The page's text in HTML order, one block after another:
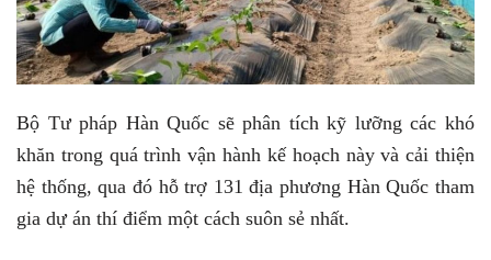
Bộ Tư pháp Hàn Quốc sẽ phân tích kỹ lưỡng các khó
khăn trong quá trình vận hành kế hoạch này và cải thiện
hệ thống, qua đó hỗ trợ 131 địa phương Hàn Quốc tham
gia dự án thí điểm một cách suôn sẻ nhất.